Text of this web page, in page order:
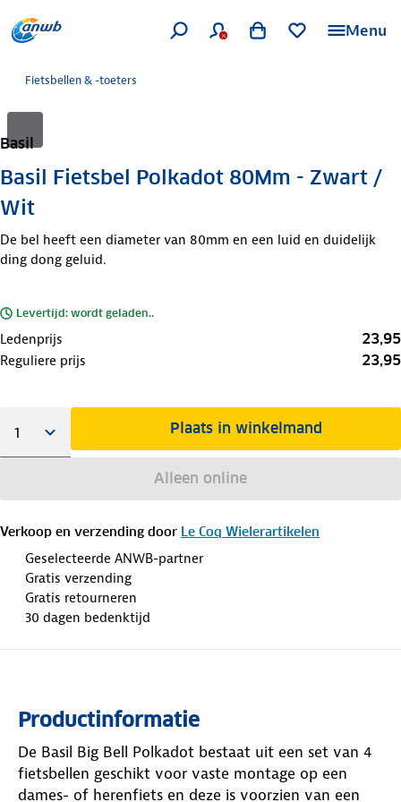
Menu
Fietsbellen & -toeters
Basil
Basil Fietsbel Polkadot 80Mm - Zwart /
Wit
De bel heeft een diameter van 80mm en een luid en duidelijk
ding dong geluid.
Levertijd: wordt geladen..
Ledenprijs 23,95
Reguliere prijs 23,95
Plaats in winkelmand
Alleen online
Verkoop en verzending door Le Coq Wielerartikelen
Geselecteerde ANWB-partner
Gratis verzending
Gratis retourneren
30 dagen bedenktijd
Productinformatie
De Basil Big Bell Polkadot bestaat uit een set van 4
fietsbellen geschikt voor vaste montage op een
dames- of herenfiets en deze is voorzien van een